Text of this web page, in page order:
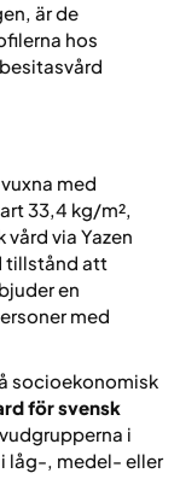
är de
hos
vuxna med
33,4 kg/m²,
via Yazen
tillstånd att
en
med
socioekonomisk
för svensk
i
låg-, medel- eller